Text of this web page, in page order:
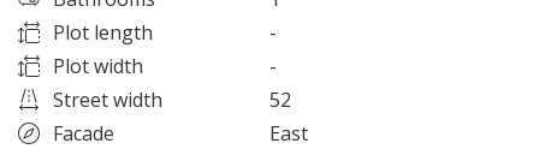
Plot length
-
Plot width
-
Street width
52
Facade
East